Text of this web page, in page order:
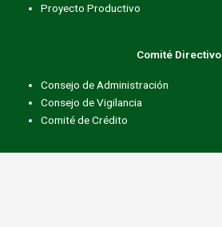
Proyecto Productivo
Comité Directivo
Consejo de Administración
Consejo de Vigilancia
Comité de Crédito